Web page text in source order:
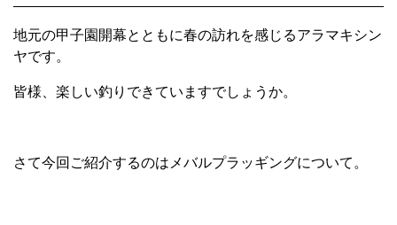
地元の甲子園開幕とともに春の訪れを感じるアラマキシン
ヤです。
皆様、楽しい釣りできていますでしょうか。
さて今回ご紹介するのはメバルプラッギングについて。